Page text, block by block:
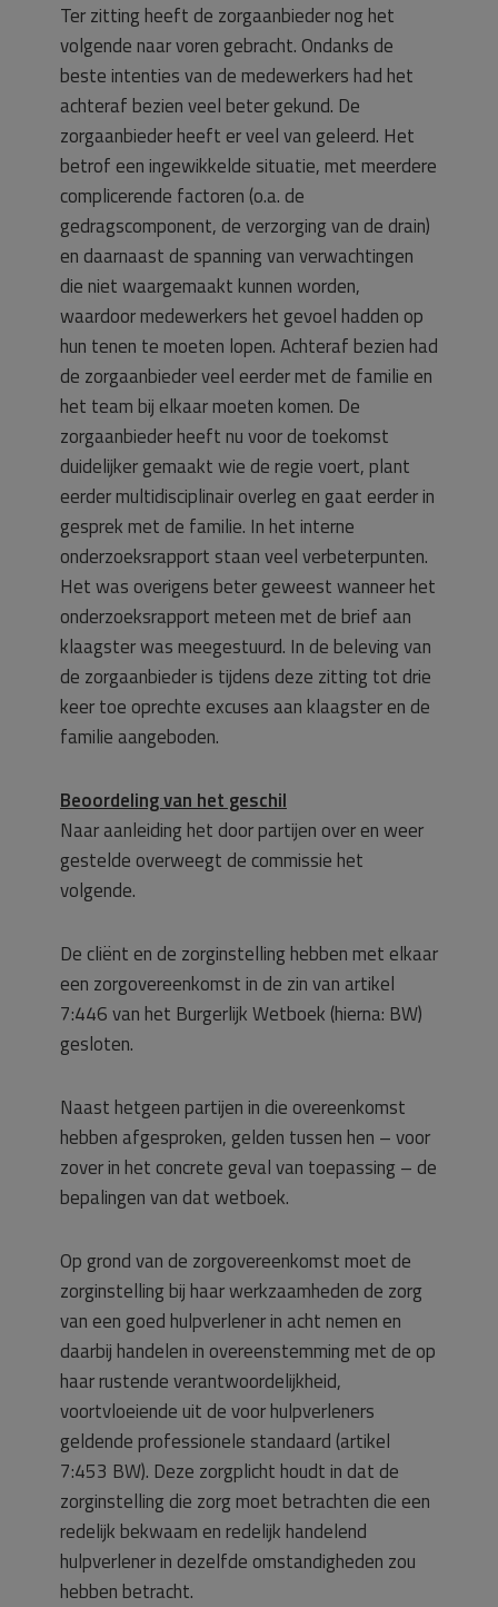
Ter zitting heeft de zorgaanbieder nog het
volgende naar voren gebracht. Ondanks de
beste intenties van de medewerkers had het
achteraf bezien veel beter gekund. De
zorgaanbieder heeft er veel van geleerd. Het
betrof een ingewikkelde situatie, met meerdere
complicerende factoren (o.a. de
gedragscomponent, de verzorging van de drain)
en daarnaast de spanning van verwachtingen
die niet waargemaakt kunnen worden,
waardoor medewerkers het gevoel hadden op
hun tenen te moeten lopen. Achteraf bezien had
de zorgaanbieder veel eerder met de familie en
het team bij elkaar moeten komen. De
zorgaanbieder heeft nu voor de toekomst
duidelijker gemaakt wie de regie voert, plant
eerder multidisciplinair overleg en gaat eerder in
gesprek met de familie. In het interne
onderzoeksrapport staan veel verbeterpunten.
Het was overigens beter geweest wanneer het
onderzoeksrapport meteen met de brief aan
klaagster was meegestuurd. In de beleving van
de zorgaanbieder is tijdens deze zitting tot drie
keer toe oprechte excuses aan klaagster en de
familie aangeboden.
Beoordeling van het geschil
Naar aanleiding het door partijen over en weer
gestelde overweegt de commissie het
volgende.
De cliënt en de zorginstelling hebben met elkaar
een zorgovereenkomst in de zin van artikel
7:446 van het Burgerlijk Wetboek (hierna: BW)
gesloten.
Naast hetgeen partijen in die overeenkomst
hebben afgesproken, gelden tussen hen – voor
zover in het concrete geval van toepassing – de
bepalingen van dat wetboek.
Op grond van de zorgovereenkomst moet de
zorginstelling bij haar werkzaamheden de zorg
van een goed hulpverlener in acht nemen en
daarbij handelen in overeenstemming met de op
haar rustende verantwoordelijkheid,
voortvloeiende uit de voor hulpverleners
geldende professionele standaard (artikel
7:453 BW). Deze zorgplicht houdt in dat de
zorginstelling die zorg moet betrachten die een
redelijk bekwaam en redelijk handelend
hulpverlener in dezelfde omstandigheden zou
hebben betracht.